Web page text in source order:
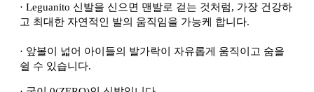
· Leguanito 신발을 신으면 맨발로 걷는 것처럼, 가장 건강하
고 최대한 자연적인 발의 움직임을 가능케 합니다.
· 앞볼이 넓어 아이들의 발가락이 자유롭게 움직이고 숨을
쉴 수 있습니다.